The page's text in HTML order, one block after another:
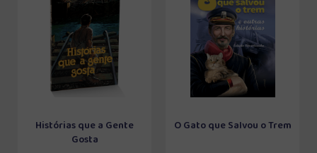
Histórias que a Gente
Gosta
O Gato que Salvou o Trem